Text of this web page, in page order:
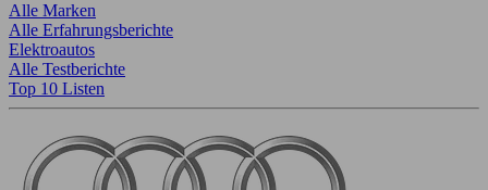
Alle Marken
Alle Erfahrungsberichte
Elektroautos
Alle Testberichte
Top 10 Listen